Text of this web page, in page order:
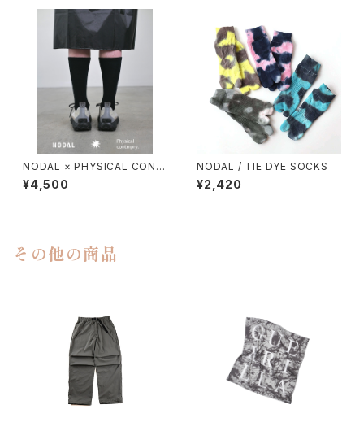
NODAL × PHYSICAL CONT
MPRY.
¥4,500
NODAL / TIE DYE SOCKS
¥2,420
その他の商品